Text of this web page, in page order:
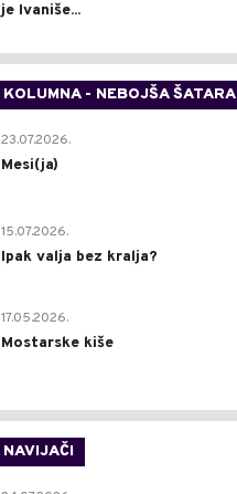
je Ivaniše...
KOLUMNA - NEBOJŠA ŠATARA
23.07.2026.
Mesi(ja)
15.07.2026.
Ipak valja bez kralja?
17.05.2026.
Mostarske kiše
NAVIJAČI